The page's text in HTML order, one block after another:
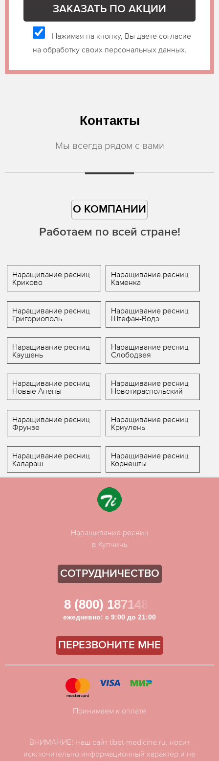
Нажимая на кнопку, Вы даете согласие
на обработку своих персональных данных.
Контакты
Мы всегда рядом с вами
О КОМПАНИИ
Работаем по всей стране!
Наращивание ресниц
Криково
Наращивание ресниц
Каменка
Наращивание ресниц
Григориополь
Наращивание ресниц
Штефан-Водэ
Наращивание ресниц
Кэушень
Наращивание ресниц
Слободзея
Наращивание ресниц
Новые Анены
Наращивание ресниц
Новотираспольский
Наращивание ресниц
Фрунзе
Наращивание ресниц
Криулень
Наращивание ресниц
Калараш
Наращивание ресниц
Корнешты
Наращивание ресниц
в Купчинь
СОТРУДНИЧЕСТВО
8 (800) 1871481
ежедневно: с 9:00 до 21:00
ПЕРЕЗВОНИТЕ МНЕ
ВНИМАНИЕ! Наш сайт tibet-medicine.ru, носит
исключительно информационный характер и не
Принимаем к оплате